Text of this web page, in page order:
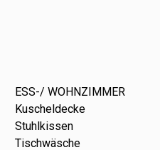
ESS-/ WOHNZIMMER
Kuscheldecke
Stuhlkissen
Tischwäsche